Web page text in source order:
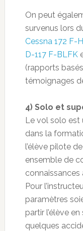
On peut
survenus lors
Cessna 172 F-
D-117 F-BLFK
(rapports
témoignages
4) Solo et
Le vol solo est
dans la
l’élève pilote
ensemble de
connaissances
Pour
paramètres
partir l’élève
quelques